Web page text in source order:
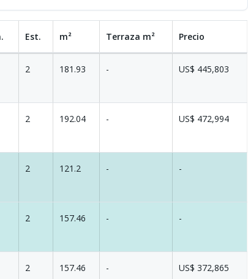
Est. m² Terraza m² Precio
2 181.93 - US$ 445,803
2 192.04 - US$ 472,994
2 121.2 - -
2 157.46 - -
2 157.46 - US$ 372,865